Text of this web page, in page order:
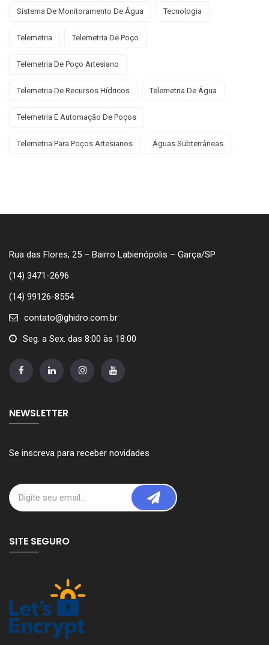
Sistema De Monitoramento De Água Tecnologia
Telemetria Telemetria De Poço
Telemetria De Poço Artesiano
Telemetria De Recursos Hídricos Telemetria De Água
Telemetria E Automação De Poços
Telemetria Para Poços Artesianos Águas Subterrâneas
Rua das Flores, 25 – Bairro Labienópolis – Garça/SP
(14) 3471-2696
(14) 99126-8554
contato@ghidro.com.br
Seg. a Sex. das 8:00 às 18:00
NEWSLETTER
Se inscreva para receber novidades
SITE SEGURO